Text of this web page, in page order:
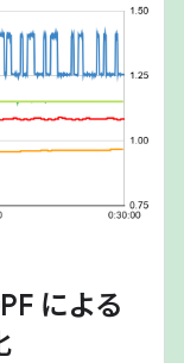
による